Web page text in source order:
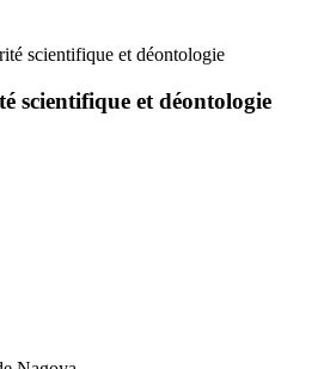
scientifique et déontologie
scientifique et déontologie